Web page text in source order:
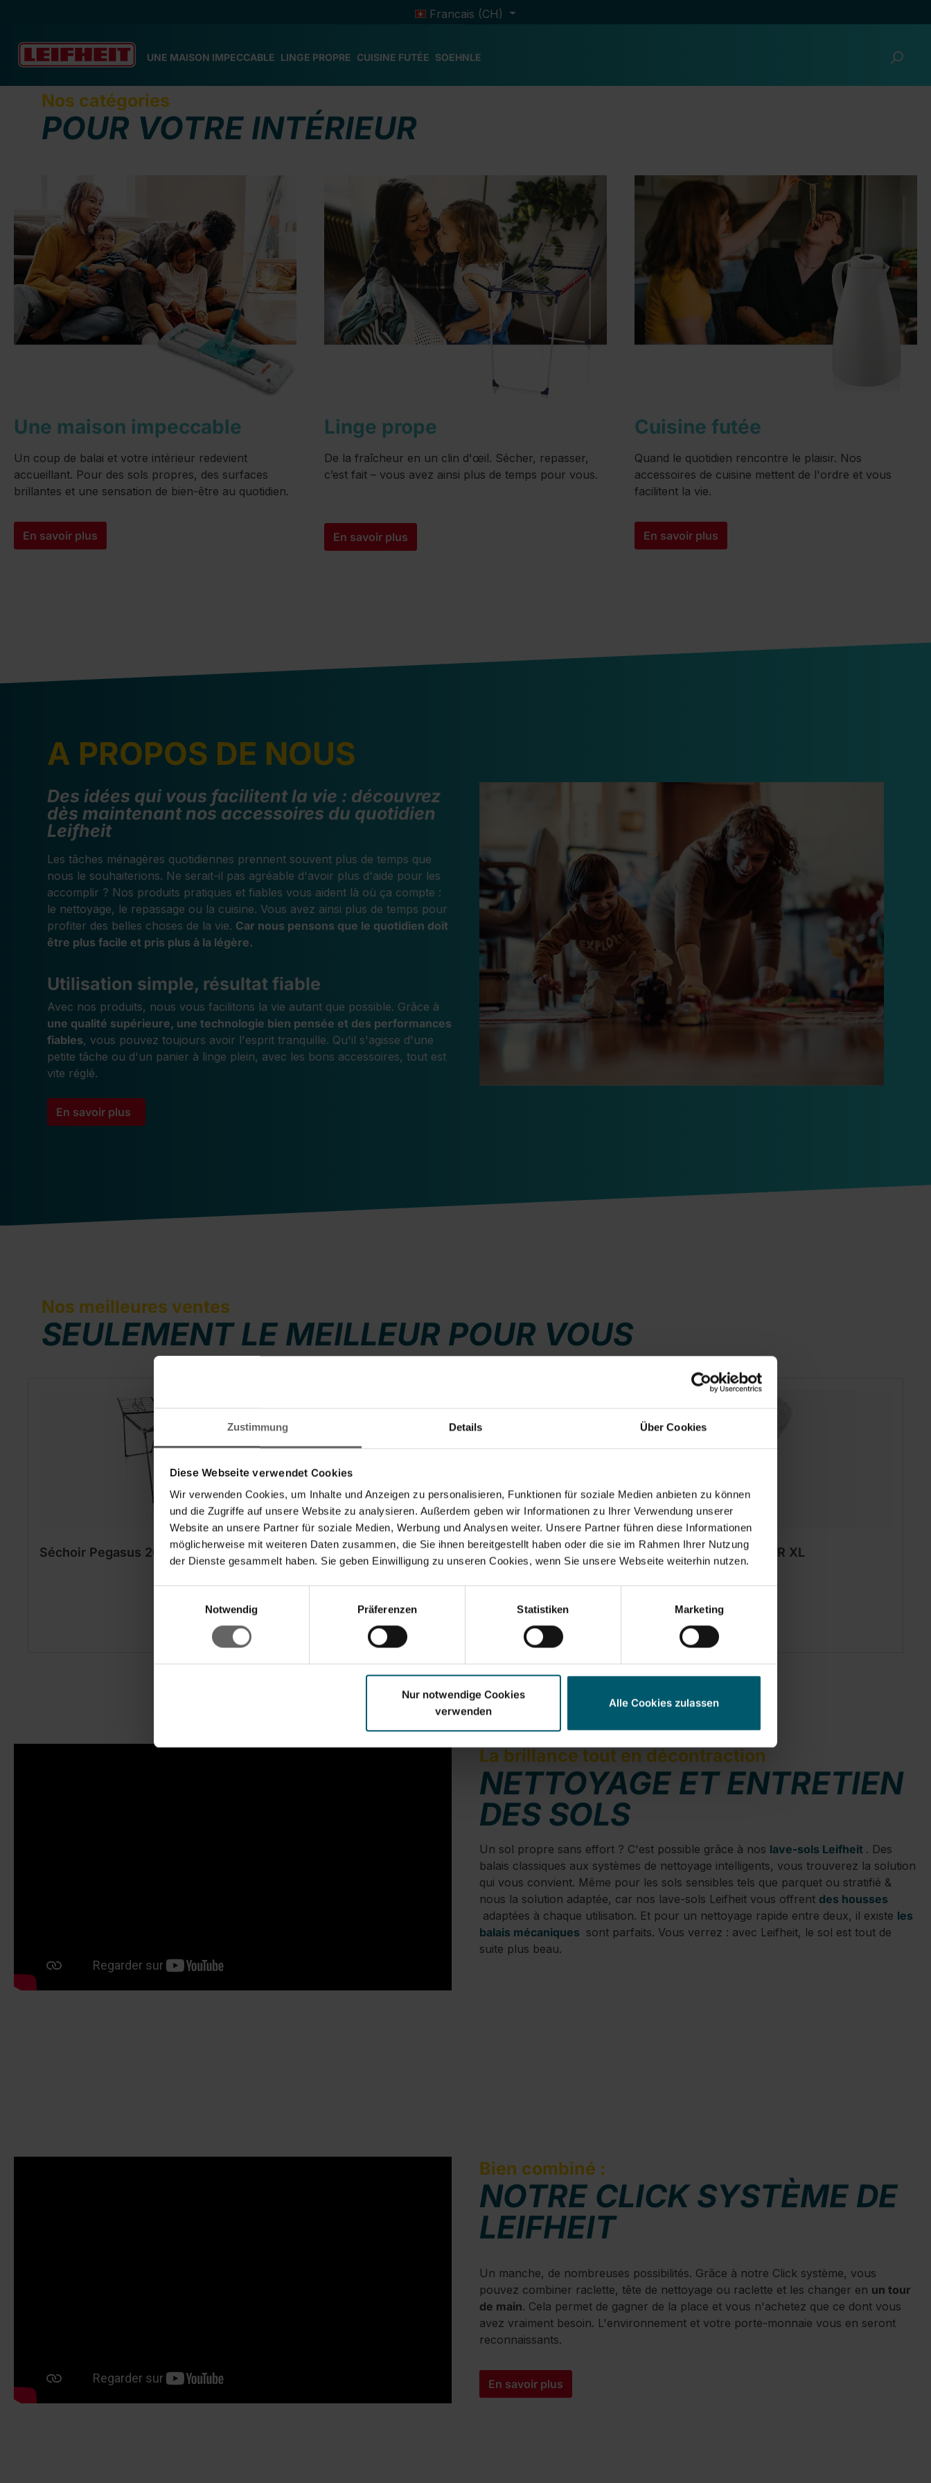
Zustimmung Details Über Cookies
Diese Webseite verwendet Cookies
Wir verwenden Cookies, um Inhalte und Anzeigen zu personalisieren, Funktionen für soziale Medien anbieten zu können
und die Zugriffe auf unsere Website zu analysieren. Außerdem geben wir Informationen zu Ihrer Verwendung unserer
Website an unsere Partner für soziale Medien, Werbung und Analysen weiter. Unsere Partner führen diese Informationen
möglicherweise mit weiteren Daten zusammen, die Sie ihnen bereitgestellt haben oder die sie im Rahmen Ihrer Nutzung
der Dienste gesammelt haben. Sie geben Einwilligung zu unseren Cookies, wenn Sie unsere Webseite weiterhin nutzen.
Notwendig
Präferenzen Statistiken Marketing
Nur notwendige Cookies
verwenden
Alle Cookies zulassen
Francais (CH)
UNE MAISON IMPECCABLE LINGE PROPRE CUISINE FUTÉE SOEHNLE
Nos catégories
POUR VOTRE INTÉRIEUR
Une maison impeccable
Un coup de balai et votre intérieur redevient
accueillant. Pour des sols propres, des surfaces
brillantes et une sensation de bien-être au quotidien.
En savoir plus
Linge prope
De la fraîcheur en un clin d'œil. Sécher, repasser,
c’est fait – vous avez ainsi plus de temps pour vous.
En savoir plus
Cuisine futée
Quand le quotidien rencontre le plaisir. Nos
accessoires de cuisine mettent de l'ordre et vous
facilitent la vie.
En savoir plus
À PROPOS DE NOUS
Des idées qui vous facilitent la vie : découvrez
dès maintenant nos accessoires du quotidien
Leifheit
Les tâches ménagères quotidiennes prennent souvent plus de temps que
nous le souhaiterions. Ne serait-il pas agréable d'avoir plus d'aide pour les
accomplir ? Nos produits pratiques et fiables vous aident là où ça compte :
le nettoyage, le repassage ou la cuisine. Vous avez ainsi plus de temps pour
profiter des belles choses de la vie. Car nous pensons que le quotidien doit
être plus facile et pris plus à la légère.
Utilisation simple, résultat fiable
Avec nos produits, nous vous facilitons la vie autant que possible. Grâce à
une qualité supérieure, une technologie bien pensée et des performances
fiables, vous pouvez toujours avoir l'esprit tranquille. Qu'il s'agisse d'une
petite tâche ou d'un panier à linge plein, avec les bons accessoires, tout est
vite réglé.
En savoir plus
Nos meilleures ventes
SEULEMENT LE MEILLEUR POUR VOUS
Séchoir Pegasus 200 Solid Black Set lave-sol Clean Twist Disc Mop Ergo Plumeau SUPERDUSTER XL
La brillance tout en décontraction
NETTOYAGE ET ENTRETIEN
DES SOLS
Un sol propre sans effort ? C'est possible grâce à nos lave-sols Leifheit . Des
balais classiques aux systèmes de nettoyage intelligents, vous trouverez la solution
qui vous convient. Même pour les sols sensibles tels que parquet ou stratifié &
nous la solution adaptée, car nos lave-sols Leifheit vous offrent des housses
adaptées à chaque utilisation. Et pour un nettoyage rapide entre deux, il existe les
balais mécaniques sont parfaits. Vous verrez : avec Leifheit, le sol est tout de
suite plus beau.
Bien combiné :
NOTRE CLICK SYSTÈME DE
LEIFHEIT
Un manche, de nombreuses possibilités. Grâce à notre Click système, vous
pouvez combiner raclette, tête de nettoyage ou raclette et les changer en un tour
de main. Cela permet de gagner de la place et vous n'achetez que ce dont vous
avez vraiment besoin. L'environnement et votre porte-monnaie vous en seront
reconnaissants.
En savoir plus